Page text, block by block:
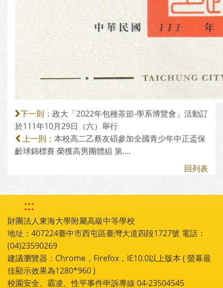
下一則： 政大「2022年包種茶節-學系博覽會」活動訂
於111年10月29日（六）舉行
上一則： 本校高二乙蔡友碩參加全國青少年中正盃保
齡球錦標賽 榮獲高男團體組 第....
回列表
:::
財團法人東海大學附屬高級中等學校
地址：407224臺中市西屯區臺灣大道四段1727號 電話：
(04)23590269
建議瀏覽器：Chrome，Firefox，IE10.0以上版本 ( 螢幕最
佳顯示效果為1280*960 )
校園安全、霸凌、性平事件申訴專線 04-23504545